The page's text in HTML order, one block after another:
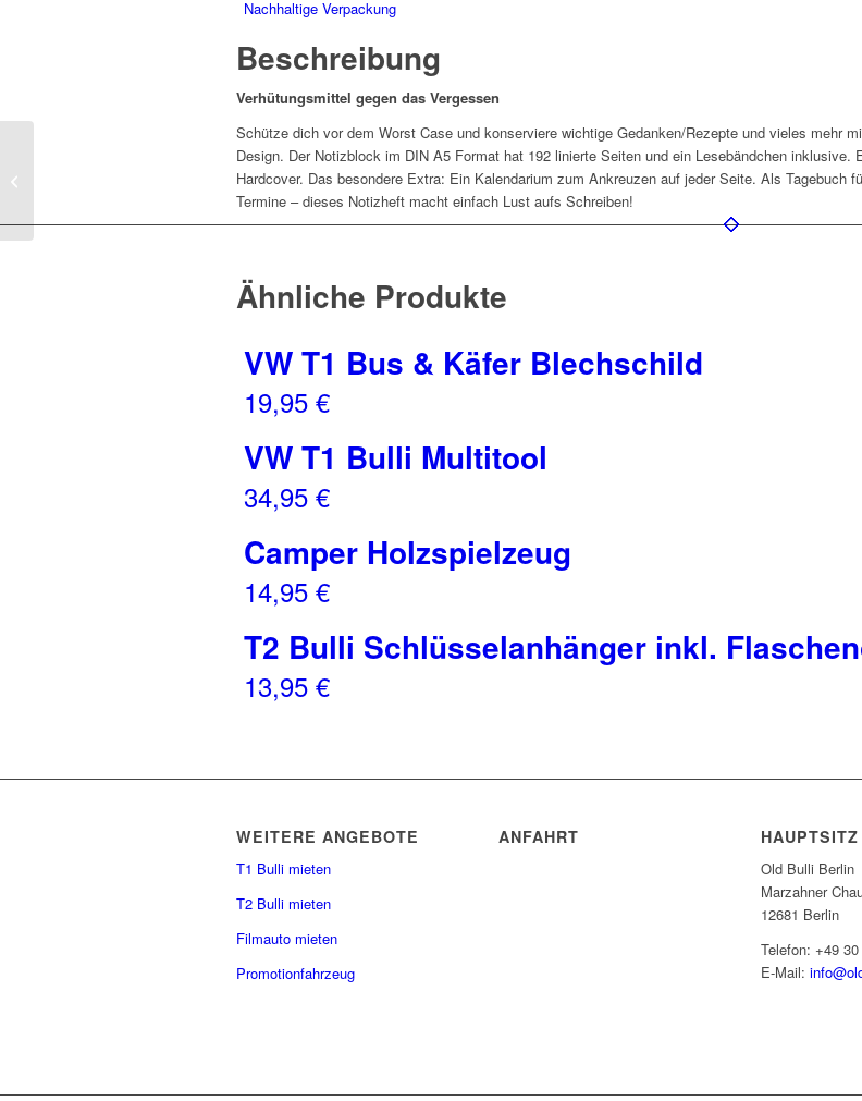
Nachhaltige Verpackung
Beschreibung
Verhütungsmittel gegen das Vergessen
Schütze dich vor dem Worst Case und konserviere wichtige Gedanken/Rezepte und vieles mehr
Design. Der Notizblock im DIN A5 Format hat 192 linierte Seiten und ein Lesebändchen
Hardcover. Das besondere Extra: Ein Kalendarium zum Ankreuzen auf jeder Seite. Als Tagebuch
Termine – dieses Notizheft macht einfach Lust aufs Schreiben!
Ähnliche Produkte
VW T1 Bus & Käfer Blechschild
19,95 €
VW T1 Bulli Multitool
34,95 €
Camper Holzspielzeug
14,95 €
T2 Bulli Schlüsselanhänger inkl.
13,95 €
WEITERE ANGEBOTE
T1 Bulli mieten
T2 Bulli mieten
Filmauto mieten
Promotionfahrzeug
ANFAHRT HAUPTSITZ
Old Bulli Berlin
Marzahner
12681 Berlin
Telefon: +49
E-Mail: